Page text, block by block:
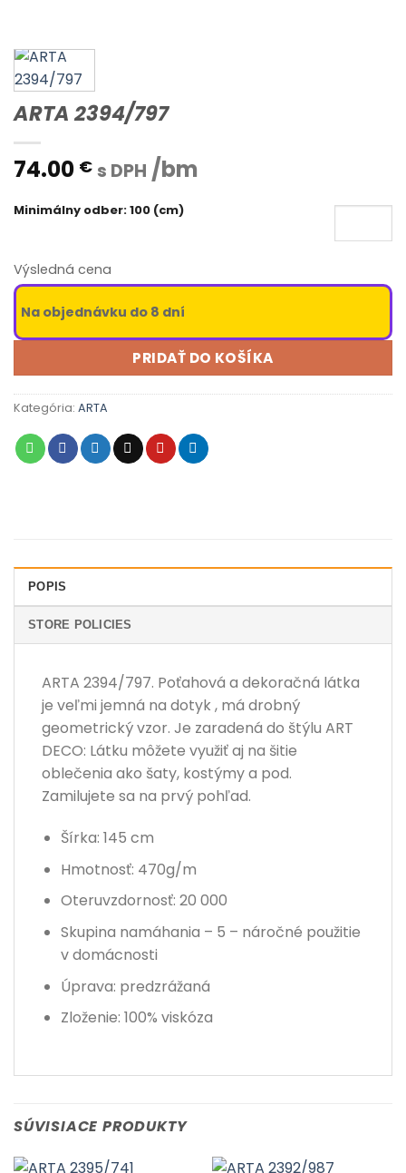
ARTA 2394/797
74.00 € s DPH /bm
Minimálny odber: 100 (cm)
Výsledná cena
Na objednávku do 8 dní
PRIDAŤ DO KOŠÍKA
Kategória: ARTA
POPIS
STORE POLICIES
ARTA 2394/797. Poťahová a dekoračná látka
je veľmi jemná na dotyk , má drobný
geometrický vzor. Je zaradená do štýlu ART
DECO: Látku môžete využiť aj na šitie
oblečenia ako šaty, kostýmy a pod.
Zamilujete sa na prvý pohľad.
Šírka: 145 cm
Hmotnosť: 470g/m
Oteruvzdornosť: 20 000
Skupina namáhania – 5 – náročné použitie
v domácnosti
Úprava: predzrážaná
Zloženie: 100% viskóza
SÚVISIACE PRODUKTY